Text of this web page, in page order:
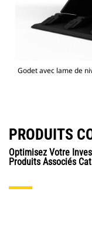
Godet avec lame de
PRODUITS
Optimisez Votre
Produits Associés